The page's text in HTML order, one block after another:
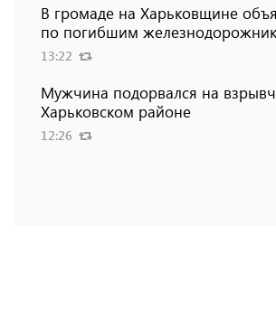
В громаде на Харьковщине
по погибшим
13:22
Мужчина подорвался на
Харьковском районе
12:26